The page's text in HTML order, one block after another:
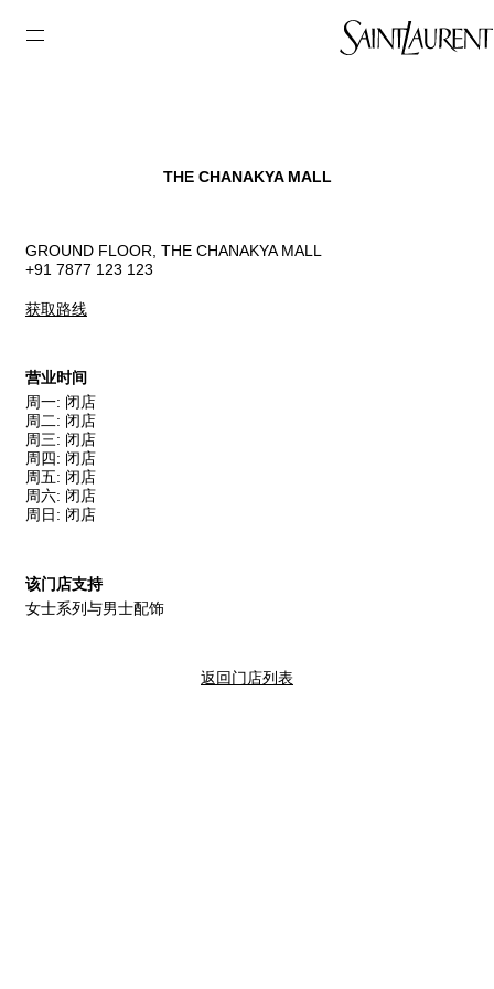
THE CHANAKYA MALL
GROUND FLOOR, THE CHANAKYA MALL
+91 7877 123 123
获取路线
营业时间
周一: 闭店
周二: 闭店
周三: 闭店
周四 : 闭店
周五: 闭店
周六: 闭店
周日 : 闭店
该门店支持
女士系列与男士配饰
返回门店列表